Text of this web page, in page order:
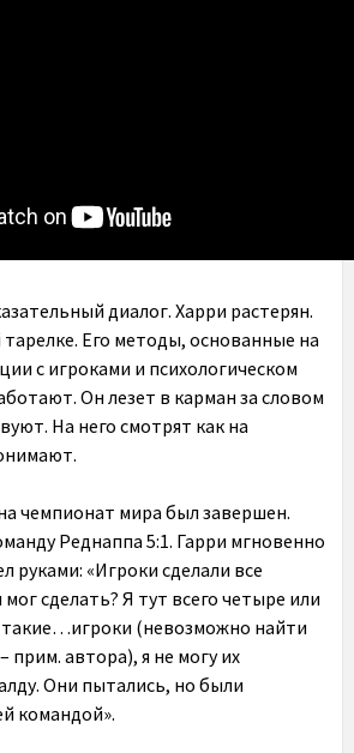
диалог. Харри растерян.
Его методы, основанные на
с игроками и психологическом
Он лезет в карман за словом
На него смотрят как на
чемпионат мира был завершен.
Реднаппа 5:1. Гарри мгновенно
руками: «Игроки сделали все
сделать? Я тут всего четыре или
такие…игроки (невозможно найти
прим. автора), я не могу их
Они пытались, но были
командой».